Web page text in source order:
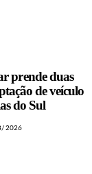
prende duas
de veículo
do Sul
2026